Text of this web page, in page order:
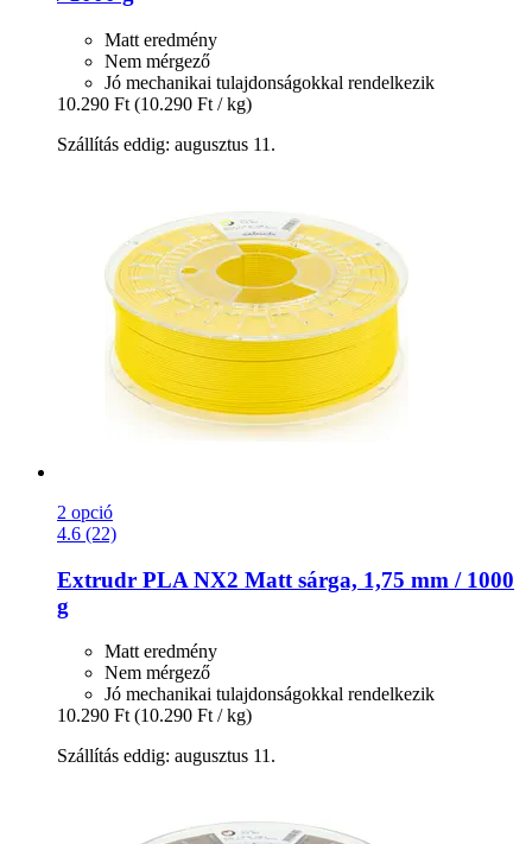
Matt eredmény
Nem mérgező
Jó mechanikai tulajdonságokkal rendelkezik
10.290 Ft (10.290 Ft / kg)
Szállítás eddig: augusztus 11.
2 opció
4.6 (22)
Extrudr PLA NX2 Matt sárga, 1,75 mm / 1000
g
Matt eredmény
Nem mérgező
Jó mechanikai tulajdonságokkal rendelkezik
10.290 Ft (10.290 Ft / kg)
Szállítás eddig: augusztus 11.